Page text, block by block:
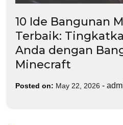
10 Ide Bangunan
Terbaik:
Anda dengan
Minecraft
Posted on: May 22, 2026 -